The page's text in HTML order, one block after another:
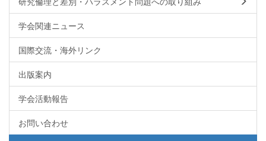
学会関連ニュース
国際交流・海外リンク
出版案内
学会活動報告
お問い合わせ